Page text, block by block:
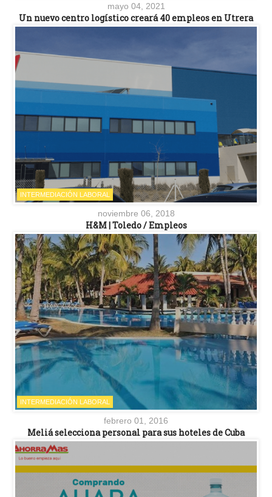
mayo 04, 2021
Un nuevo centro logístico creará 40 empleos en Utrera
INTERMEDIACIÓN LABORAL
noviembre 06, 2018
H&M | Toledo / Empleos
INTERMEDIACIÓN LABORAL
febrero 01, 2016
Meliá selecciona personal para sus hoteles de Cuba